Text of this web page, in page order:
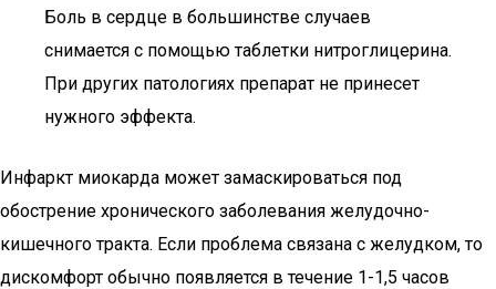
Боль в сердце в большинстве случаев
снимается с помощью таблетки нитроглицерина.
При других патологиях препарат не принесет
нужного эффекта.
Инфаркт миокарда может замаскироваться под
обострение хронического заболевания желудочно-
кишечного тракта. Если проблема связана с желудком, то
дискомфорт обычно появляется в течение 1-1,5 часов